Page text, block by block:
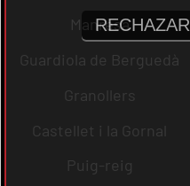
Manresa
Guardiola de Berguedà
Granollers
Castellet i la Gornal
Puig-reig
RECHAZAR